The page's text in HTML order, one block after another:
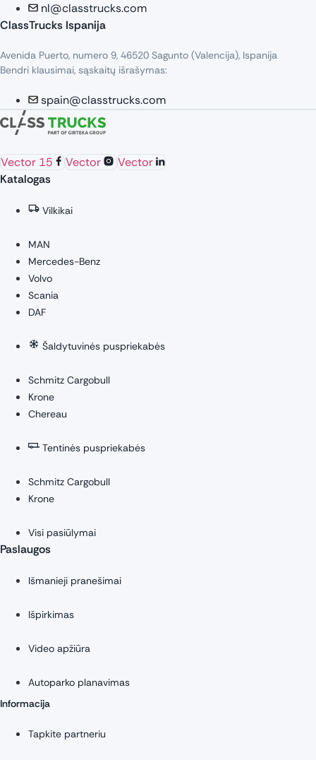
nl@classtrucks.com
ClassTrucks Ispanija
Avenida Puerto, numero 9, 46520 Sagunto (Valencija), Ispanija
Bendri klausimai, sąskaitų išrašymas:
spain@classtrucks.com
Vector 15 Vector
Vector
Katalogas
Vilkikai
MAN
Mercedes-Benz
Volvo
Scania
DAF
Šaldytuvinės puspriekabės
Schmitz Cargobull
Krone
Chereau
Tentinės puspriekabės
Schmitz Cargobull
Krone
Visi pasiūlymai
Paslaugos
Išmanieji pranešimai
Išpirkimas
Video apžiūra
Autoparko planavimas
Informacija
Tapkite partneriu